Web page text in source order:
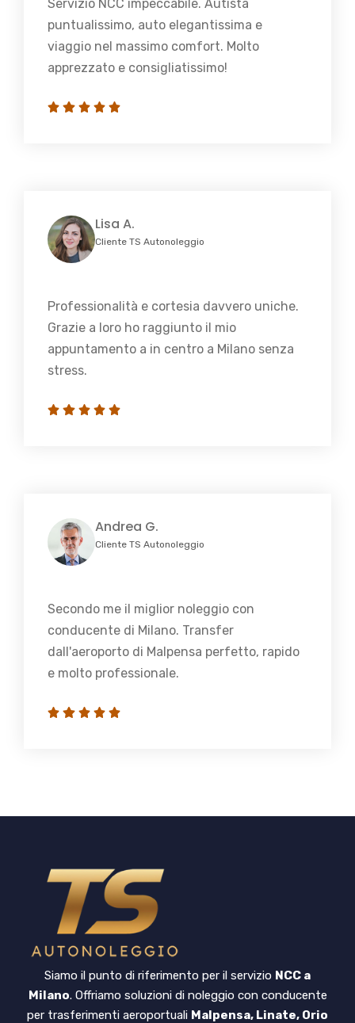
Servizio NCC impeccabile. Autista
puntualissimo, auto elegantissima e
viaggio nel massimo comfort. Molto
apprezzato e consigliatissimo!
Lisa A.
Cliente TS Autonoleggio
Professionalità e cortesia davvero uniche.
Grazie a loro ho raggiunto il mio
appuntamento a in centro a Milano senza
stress.
Andrea G.
Cliente TS Autonoleggio
Secondo me il miglior noleggio con
conducente di Milano. Transfer
dall'aeroporto di Malpensa perfetto, rapido
e molto professionale.
Siamo il punto di riferimento per il servizio NCC a
Milano. Offriamo soluzioni di noleggio con conducente
per trasferimenti aeroportuali Malpensa, Linate, Orio